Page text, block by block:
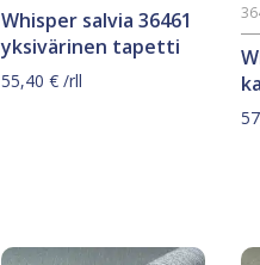
Whisper salvia 36461
yksivärinen tapetti
55,40€ /rll